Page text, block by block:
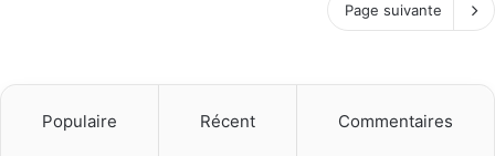
Page suivante
Populaire Récent Commentaires